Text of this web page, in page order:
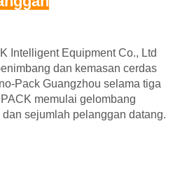
Intelligent Equipment Co., Ltd
dan kemasan cerdas
Pack Guangzhou selama tiga
memulai gelombang
sejumlah pelanggan datang.